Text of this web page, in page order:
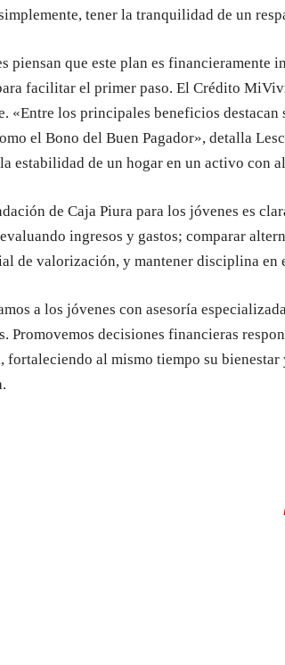
tener la tranquilidad de un
piensan que este plan es financieramente
facilitar el primer paso. El Crédito
«Entre los principales beneficios destacan
el Bono del Buen Pagador», detalla
estabilidad de un hogar en un activo con
de Caja Piura para los jóvenes es
ingresos y gastos; comparar
de valorización, y mantener disciplina en
a los jóvenes con asesoría
Promovemos decisiones financieras
fortaleciendo al mismo tiempo su